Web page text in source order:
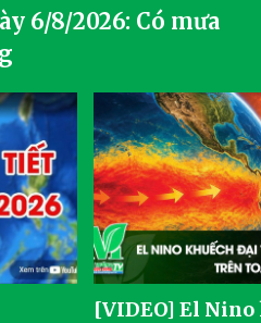
6/8/2026: Có mưa
[VIDEO] El